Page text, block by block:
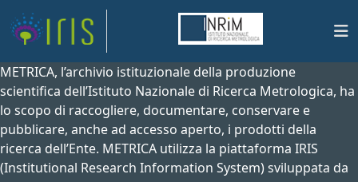
METRICA, l’archivio istituzionale della produzione
scientifica dell’Istituto Nazionale di Ricerca Metrologica, ha
lo scopo di raccogliere, documentare, conservare e
pubblicare, anche ad accesso aperto, i prodotti della
ricerca dell’Ente. METRICA utilizza la piattaforma IRIS
(Institutional Research Information System) sviluppata da